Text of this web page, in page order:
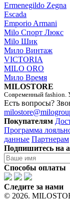
Ermenegildo Zegna
Escada
Emporio Armani
Milo Спорт Люкс
Milo Шик
Мило Винтаж
VICTORIA
MILO ORO
Мило Время
MILOSTORE
Современный fashion.
Есть вопросы?
Покупателям
Программа
данные Партнерам
Подпишитесь на
Способы оплаты
Следите за нами
© 2026.